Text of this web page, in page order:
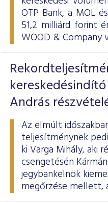
OTP Bank, a MOL
51,2 milliárd forint
WOOD & Company
András
Az elmúlt
teljesítménynek
ki Varga Mihály, aki
csengetésén
jegybankelnök
megőrzése mellett,